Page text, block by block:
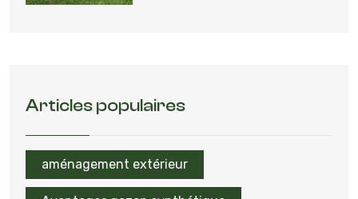
Articles populaires
aménagement extérieur